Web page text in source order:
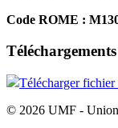
Code ROME :
Téléchargements
Télécharger fichier
© 2026 UMF - Union